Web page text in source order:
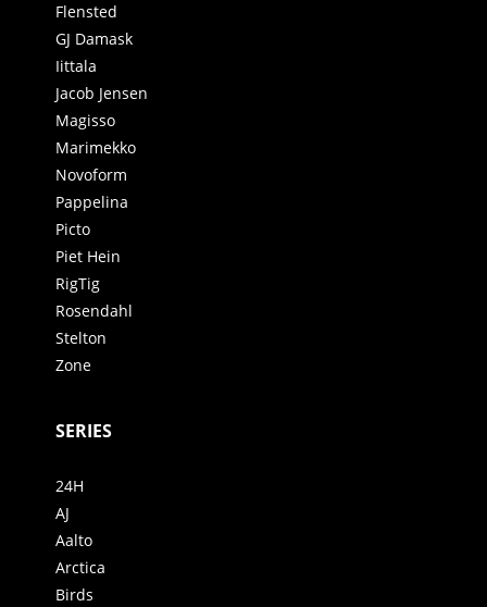
Flensted
GJ Damask
Iittala
Jacob Jensen
Magisso
Marimekko
Novoform
Pappelina
Picto
Piet Hein
RigTig
Rosendahl
Stelton
Zone
SERIES
24H
AJ
Aalto
Arctica
Birds